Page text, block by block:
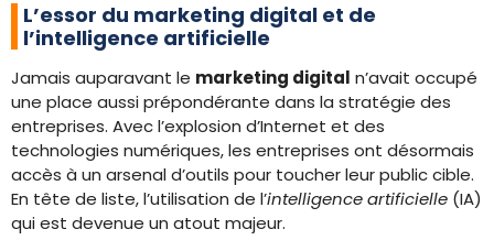
L’essor du marketing digital et de
l’intelligence artificielle
Jamais auparavant le marketing digital n’avait occupé
une place aussi prépondérante dans la stratégie des
entreprises. Avec l’explosion d’Internet et des
technologies numériques, les entreprises ont désormais
accès à un arsenal d’outils pour toucher leur public cible.
En tête de liste, l’utilisation de l’intelligence artificielle (IA)
qui est devenue un atout majeur.